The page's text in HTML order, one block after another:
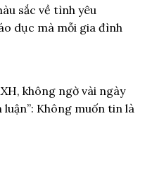
sắc về tình yêu
dục mà mỗi gia đình
không ngờ vài ngày
Không muốn tin là